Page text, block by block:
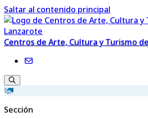
Saltar al contenido principal
Centros de Arte, Cultura y Turismo
Sección